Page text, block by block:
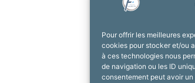
Pour offrir les meilleures
cookies pour stocker et/ou
à ces technologies nous
de navigation ou les ID
consentement peut avoir